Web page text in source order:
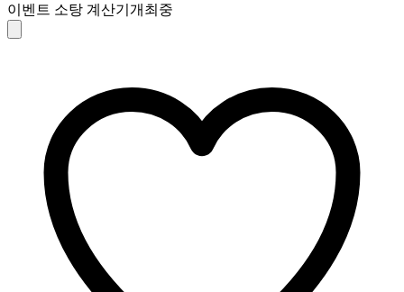
이벤트 소탕 계산기 개최중